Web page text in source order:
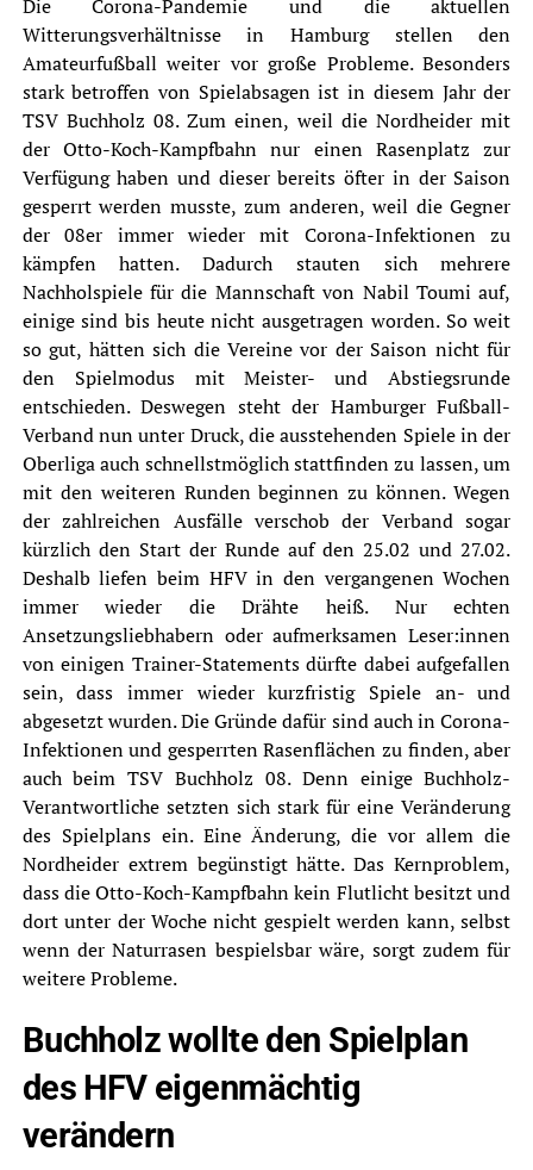
Die Corona-Pandemie und die aktuellen
Witterungsverhältnisse in Hamburg stellen den
Amateurfußball weiter vor große Probleme. Besonders
stark betroffen von Spielabsagen ist in diesem Jahr der
TSV Buchholz 08. Zum einen, weil die Nordheider mit
der Otto-Koch-Kampfbahn nur einen Rasenplatz zur
Verfügung haben und dieser bereits öfter in der Saison
gesperrt werden musste, zum anderen, weil die Gegner
der 08er immer wieder mit Corona-Infektionen zu
kämpfen hatten. Dadurch stauten sich mehrere
Nachholspiele für die Mannschaft von Nabil Toumi auf,
einige sind bis heute nicht ausgetragen worden. So weit
so gut, hätten sich die Vereine vor der Saison nicht für
den Spielmodus mit Meister- und Abstiegsrunde
entschieden. Deswegen steht der Hamburger Fußball-
Verband nun unter Druck, die ausstehenden Spiele in der
Oberliga auch schnellstmöglich stattfinden zu lassen, um
mit den weiteren Runden beginnen zu können. Wegen
der zahlreichen Ausfälle verschob der Verband sogar
kürzlich den Start der Runde auf den 25.02 und 27.02.
Deshalb liefen beim HFV in den vergangenen Wochen
immer wieder die Drähte heiß. Nur echten
Ansetzungsliebhabern oder aufmerksamen Leser:innen
von einigen Trainer-Statements dürfte dabei aufgefallen
sein, dass immer wieder kurzfristig Spiele an- und
abgesetzt wurden. Die Gründe dafür sind auch in Corona-
Infektionen und gesperrten Rasenflächen zu finden, aber
auch beim TSV Buchholz 08. Denn einige Buchholz-
Verantwortliche setzten sich stark für eine Veränderung
des Spielplans ein. Eine Änderung, die vor allem die
Nordheider extrem begünstigt hätte. Das Kernproblem,
dass die Otto-Koch-Kampfbahn kein Flutlicht besitzt und
dort unter der Woche nicht gespielt werden kann, selbst
wenn der Naturrasen bespielsbar wäre, sorgt zudem für
weitere Probleme.
Buchholz wollte den Spielplan
des HFV eigenmächtig
verändern